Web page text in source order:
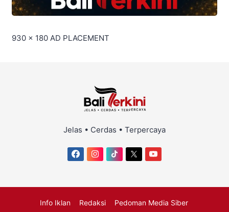
930 x 180 AD PLACEMENT
Jelas • Cerdas • Terpercaya
Info Iklan Redaksi Pedoman Media Siber